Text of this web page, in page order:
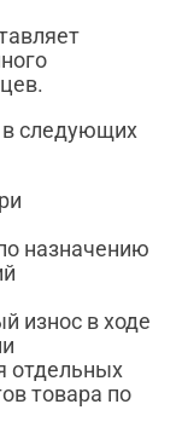
в следующих
назначению
износ в ходе
отдельных
товара по